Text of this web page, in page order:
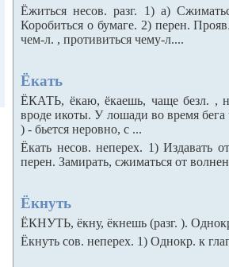
Ёжиться несов. разг. 1) а)
Коробиться о бумаге. 2) перен.
чем-л. , противиться чему-л....
Ёкать
ЁКАТЬ, ёкаю, ёкаешь, чаще безл. ,
вроде икоты. У лошади во время бега
) - бьется неровно, с ...
Ёкать несов. неперех. 1) Издавать
перен. Замирать, сжиматься от
Ёкнуть
ЁКНУТЬ, ёкну, ёкнешь (разг. ).
Ёкнуть сов. неперех. 1) Однокр. к